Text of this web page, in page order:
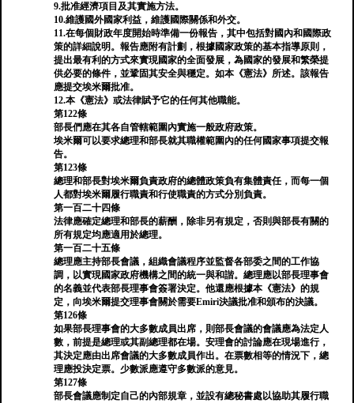
9.批准經濟項目及其實施方法。
10.維護國外國家利益，維護國際關係和外交。
11.在每個財政年度開始時準備一份報告，其中包括對國內和國際政
策的詳細說明。報告應附有計劃，根據國家政策的基本指導原則，
提出最有利的方式來實現國家的全面發展，為國家的發展和繁榮提
供必要的條件，並鞏固其安全與穩定。如本《憲法》所述。該報告
應提交埃米爾批准。
12.本《憲法》或法律賦予它的任何其他職能。
第122條
部長們應在其各自管轄範圍內實施一般政府政策。
埃米爾可以要求總理和部長就其職權範圍內的任何國家事項提交報
告。
第123條
總理和部長對埃米爾負責政府的總體政策負有集體責任，而每一個
人都對埃米爾履行職責和行使職責的方式分別負責。
第一百二十四條
法律應確定總理和部長的薪酬，除非另有規定，否則與部長有關的
所有規定均應適用於總理。
第一百二十五條
總理應主持部長會議，組織會議程序並監督各部委之間的工作協
調，以實現國家政府機構之間的統一與和諧。總理應以部長理事會
的名義並代表部長理事會簽署決定。他還應根據本《憲法》的規
定，向埃米爾提交理事會關於需要Emiri決議批准和頒布的決議。
第126條
如果部長理事會的大多數成員出席，則部長會議的會議應為法定人
數，前提是總理或其副總理都在場。安理會的討論應在現場進行，
其決定應由出席會議的大多數成員作出。在票數相等的情況下，總
理應投決定票。少數派應遵守多數派的意見。
第127條
部長會議應制定自己的內部規章，並設有總秘書處以協助其履行職